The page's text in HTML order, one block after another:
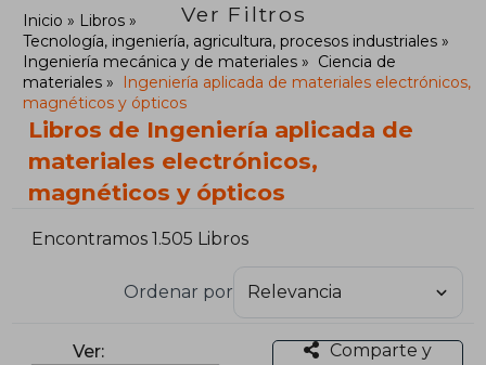
Ver Filtros
Inicio
Libros
Tecnología, ingeniería, agricultura, procesos industriales
Ingeniería mecánica y de materiales
Ciencia de
materiales
Ingeniería aplicada de materiales electrónicos,
magnéticos y ópticos
Libros de Ingeniería aplicada de
materiales electrónicos,
magnéticos y ópticos
Encontramos 1.505 Libros
Ordenar por
Ver:
Comparte y